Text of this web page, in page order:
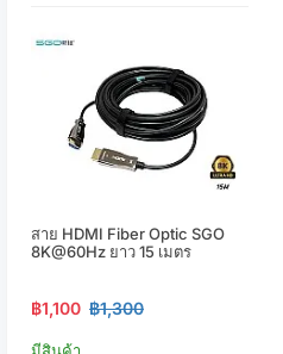
สาย HDMI Fiber Optic SGO
8K@60Hz ยาว 15 เมตร
฿1,100 ฿1,300
มีสินค้า